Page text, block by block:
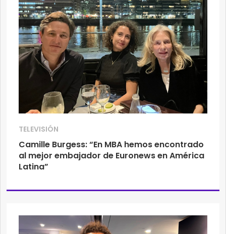
TELEVISIÓN
Camille Burgess: “En MBA hemos encontrado
al mejor embajador de Euronews en América
Latina”